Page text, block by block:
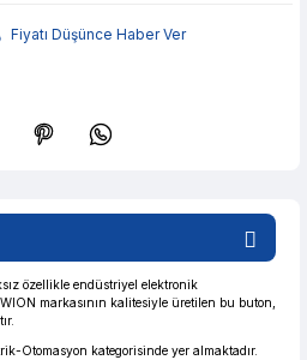
Fiyatı Düşünce Haber Ver
başlayan taksitlerle! x 9
özellikle endüstriyel elektronik
markasının kalitesiyle üretilen bu buton,
Otomasyon kategorisinde yer almaktadır.